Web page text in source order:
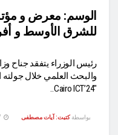
الوسم: معرض و
للشرق الأوسط و
رئيس الوزراء يتفقد جناح
والبحث العلمي خلال
Cairo ICT’24″..
بواسطة كتبت: آيات مصطفى